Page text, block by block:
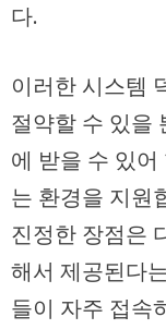
다.
이러한 시스템
절약할 수 있을
에 받을 수 있
는 환경을 지원
진정한 장점은
해서 제공된다
들이 자주 접속